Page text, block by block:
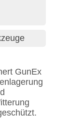
GunEx